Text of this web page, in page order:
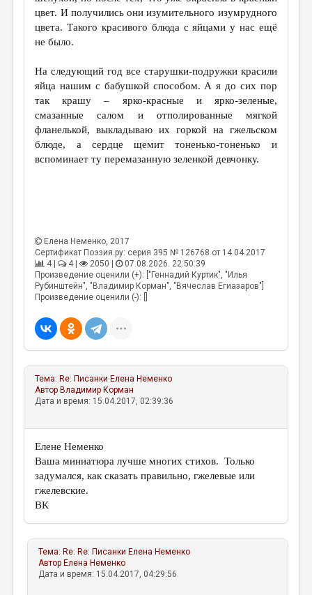
цвет. И получились они изумительного изумрудного
цвета. Такого красивого блюда с яйцами у нас ещё
не было.
На следующий год все старушки-подружки красили
яйца нашим с бабушкой способом. А я до сих пор
так крашу – ярко-красные и ярко-зеленые,
смазанные салом и отполированные мягкой
фланелькой, выкладываю их горкой на гжельском
блюде, а сердце щемит тоненько-тоненько и
вспоминает ту перемазанную зеленкой девчонку.
Елена Неменко, 2017
Сертификат Поэзия.ру: серия 395 № 126768 от 14.04.2017
4 |
4 | 2050 |
07.08.2026. 22:50:39
Произведение оценили (+): ["Геннадий Куртик", "Илья
Рубинштейн", "Владимир Корман", "Вячеслав Егиазаров"]
Произведение оценили (-): []
Тема: Re: Писанки Елена Неменко
Автор Владимир Корман
Дата и время: 15.04.2017, 02:39:36
Елене Неменко
Ваша миниатюра лучше многих стихов. Только
задумался, как сказать правильно, гжелевые или
гжелевские.
ВК
Тема: Re: Re: Писанки Елена Неменко
Автор Елена Неменко
Дата и время: 15.04.2017, 04:29:56